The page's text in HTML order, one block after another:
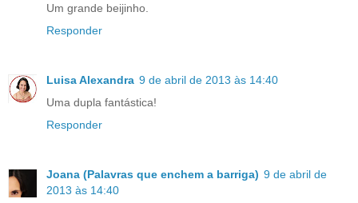
Um grande beijinho.
Responder
Luisa Alexandra 9 de abril de 2013 às 14:40
Uma dupla fantástica!
Responder
Joana (Palavras que enchem a barriga) 9 de abril de
2013 às 14:40